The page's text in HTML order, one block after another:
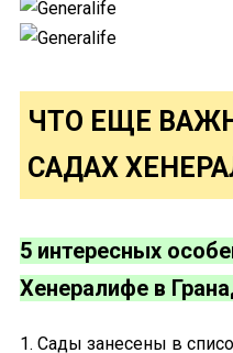
ЧТО ЕЩЕ
САДАХ
5 интересных
Хенералифе в
1. Сады занесены в